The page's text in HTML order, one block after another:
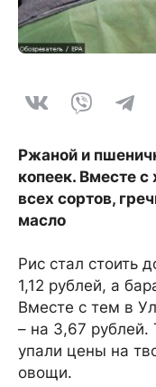
Ржаной и
копеек. Вместе
всех сортов,
масло
Рис стал стоить
1,12 рублей, а
Вместе с тем в
– на 3,67 рублей.
упали цены на
овощи.